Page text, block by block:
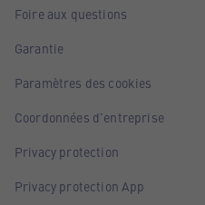
Foire aux questions
Garantie
Paramètres des cookies
Coordonnées d'entreprise
Privacy protection
Privacy protection App